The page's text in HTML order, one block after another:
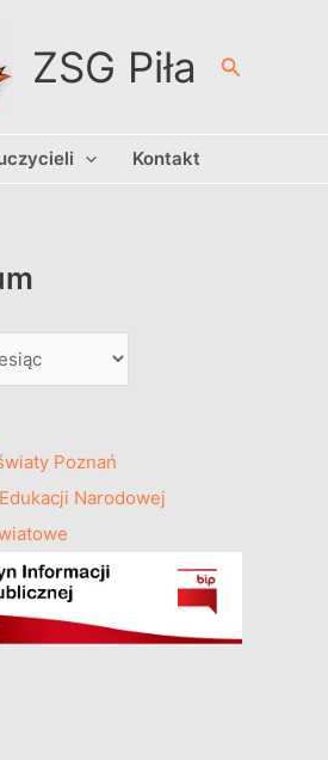
ZSG Piła Szukaj
Kontakt
Poznań
Narodowej